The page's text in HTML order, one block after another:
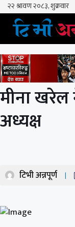
Skip
content
मीना
अध्यक्ष
टिभी अन्नपूर्ण